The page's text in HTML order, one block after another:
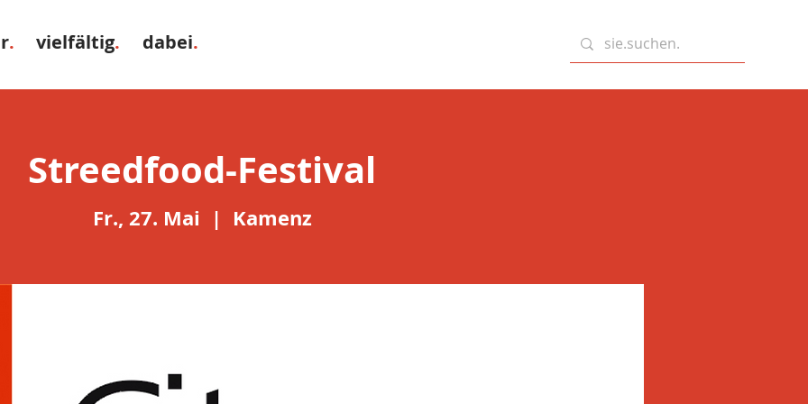
. vielfältig. dabei.
Streedfood-Festival
Fr., 27. Mai
  |
Kamenz